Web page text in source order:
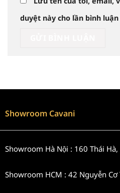
duyệt này cho lần bình
Showroom Cavani
Showroom Hà Nội : 160 Thái
Showroom HCM : 42 Nguyễn Cơ